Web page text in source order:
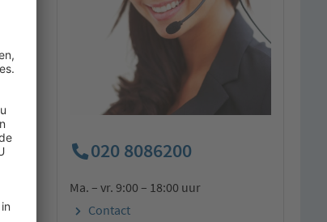
020 8086200
Ma. – vr. 9:00 – 18:00 uur
Contact